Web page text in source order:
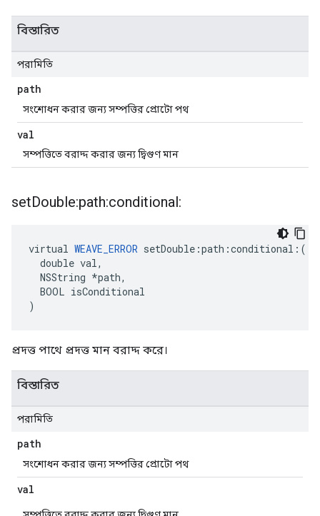
বিস্তারিত
পরামিতি
path
সংশোধন করার জন্য সম্পত্তির প্রোটো পথ
val
সম্পত্তিতে বরাদ্দ করার জন্য দ্বিগুণ মান
setDouble:path:conditional:
virtual WEAVE_ERROR setDouble:path:conditional:(
  double val,
  NSString *path,
  BOOL isConditional
)
প্রদত্ত পাথে প্রদত্ত মান বরাদ্দ করে।
বিস্তারিত
পরামিতি
path
সংশোধন করার জন্য সম্পত্তির প্রোটো পথ
val